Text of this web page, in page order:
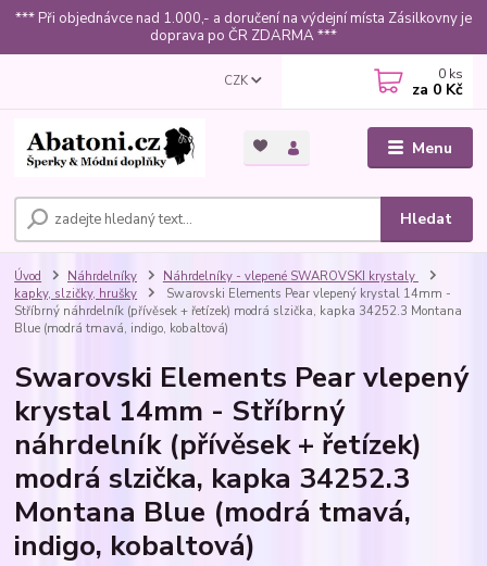
*** Při objednávce nad 1.000,- a doručení na výdejní místa Zásilkovny je
doprava po ČR ZDARMA ***
Menu
CZK
Hledat
0 ks
za 0 Kč
Úvod Náhrdelníky
Náhrdelníky - vlepené SWAROVSKI krystaly
kapky, slzičky, hrušky
Swarovski Elements Pear vlepený krystal 14mm -
Stříbrný náhrdelník (přívěsek + řetízek) modrá slzička, kapka 34252.3 Montana
Blue (modrá tmavá, indigo, kobaltová)
Swarovski Elements Pear vlepený
krystal 14mm - Stříbrný
náhrdelník (přívěsek + řetízek)
modrá slzička, kapka 34252.3
Montana Blue (modrá tmavá,
indigo, kobaltová)